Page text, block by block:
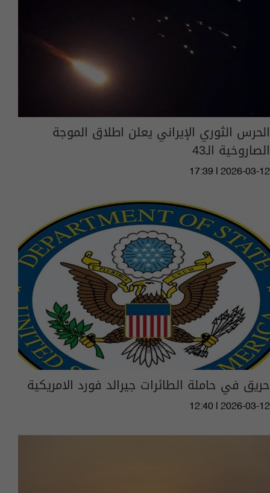
الحرس الثوري الإيراني يعلن اطلاق الموجة
الصاروخية الـ43
17:39 | 2026-03-12
حريق في حاملة الطائرات جيرالد فورد الامريكية
12:40 | 2026-03-12